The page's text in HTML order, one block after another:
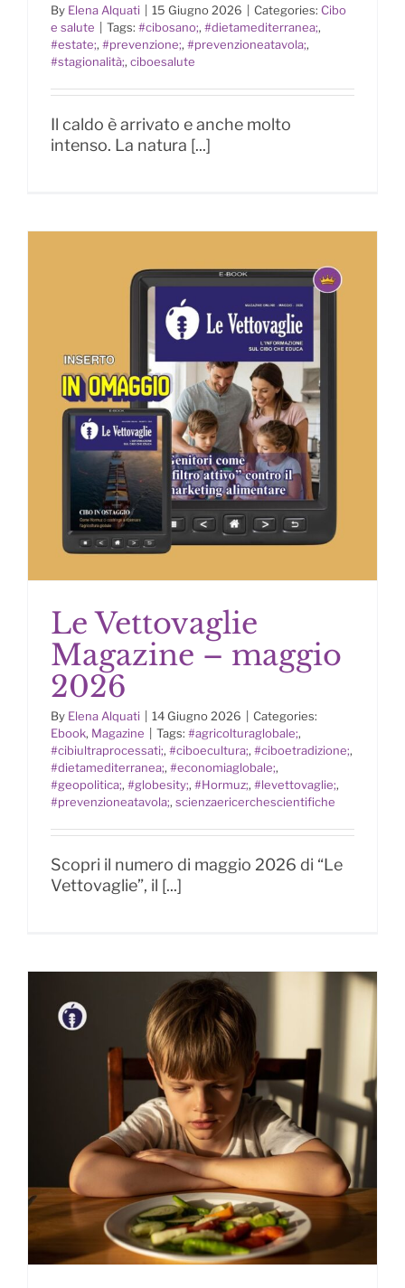
Ondata di caldo? Ecco come
difenderci
By Elena Alquati 15 Giugno 2026 Categories: Cibo
e salute
Tags: #cibosano;, #dietamediterranea;,
#estate;, #prevenzione;, #prevenzioneatavola;,
#stagionalità;, ciboesalute
Il caldo è arrivato e anche molto
intenso. La natura [...]
Le Vettovaglie Magazine –
maggio 2026
Le Vettovaglie
Magazine – maggio
2026
By Elena Alquati 14 Giugno 2026
Categories:
Ebook, Magazine Tags: #agricolturaglobale;,
#cibiultraprocessati;, #ciboecultura;, #ciboetradizione;,
#dietamediterranea;, #economiaglobale;,
#geopolitica;, #globesity;, #Hormuz;, #levettovaglie;,
#prevenzioneatavola;, scienzaericerchescientifiche
Scopri il numero di maggio 2026 di “Le
Vettovaglie”, il [...]